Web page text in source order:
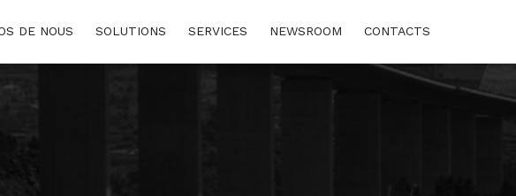
DE NOUS SOLUTIONS SERVICES NEWSROOM CONTACTS